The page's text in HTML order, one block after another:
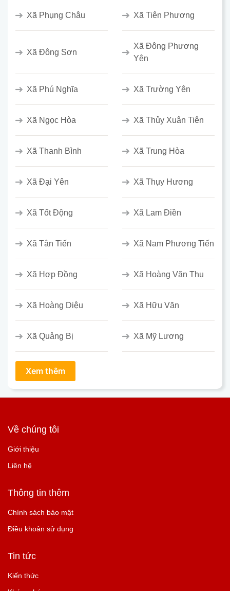
Xã Phụng Châu Xã Tiên Phương
Xã Đông Sơn
Xã Đông Phương
Yên
Xã Phú Nghĩa Xã Trường Yên
Xã Ngọc Hòa Xã Thủy Xuân Tiên
Xã Thanh Bình Xã Trung Hòa
Xã Đại Yên Xã Thụy Hương
Xã Tốt Động Xã Lam Điền
Xã Tân Tiến Xã Nam Phương Tiến
Xã Hợp Đồng Xã Hoàng Văn Thụ
Xã Hoàng Diệu Xã Hữu Văn
Xã Quảng Bị Xã Mỹ Lương
Về chúng tôi
Giới thiệu
Liên hệ
Thông tin thêm
Chính sách bảo mật
Điều khoản sử dụng
Tin tức
Kiến thức